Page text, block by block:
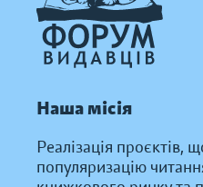
Наша місія
Реалізація проєктів,
популяризацію